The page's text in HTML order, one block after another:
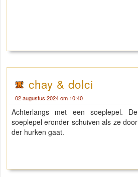
chay & dolci
02 augustus 2024 om 10:40
Achterlangs met een soeplepel. De
soeplepel eronder schuiven als ze door
der hurken gaat.